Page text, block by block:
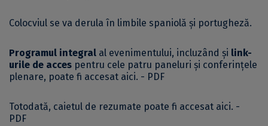
Colocviul se va derula în limbile spaniolă și portugheză.
Programul integral al evenimentului, incluzând și link-
urile de acces pentru cele patru paneluri și conferințele
plenare, poate fi accesat aici. - PDF
Totodată, caietul de rezumate poate fi accesat aici. -
PDF